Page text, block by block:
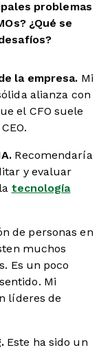
problemas
¿Qué se
la empresa. Mi
alianza con
el CFO suele
Recomendaría
y evaluar
tecnología
de personas en
muchos
Es un poco
Mi
líderes de
Este ha sido un